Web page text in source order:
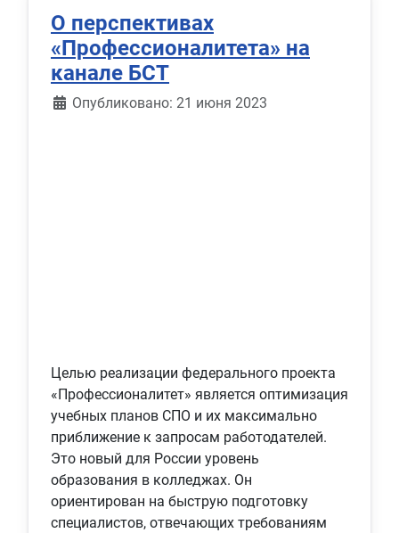
О перспективах
«Профессионалитета» на
канале БСТ
Информация о материале
Опубликовано: 21 июня 2023
Целью реализации федерального проекта
«Профессионалитет» является оптимизация
учебных планов СПО и их максимально
приближение к запросам работодателей.
Это новый для России уровень
образования в колледжах. Он
ориентирован на быструю подготовку
специалистов, отвечающих требованиям